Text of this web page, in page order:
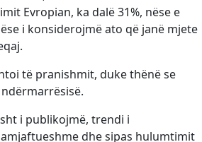
Evropian, ka dalë 31%, nëse e
i konsiderojmë ato që janë mjete
të pranishmit, duke thënë se
i publikojmë, trendi i
dhe sipas hulumtimit